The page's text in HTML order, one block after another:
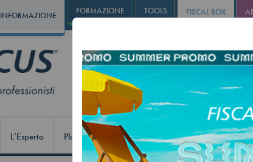
INFORMAZIONE FORMAZIONE TOOLS FISCAL BOX
L’Esperto Play Solution Infostudio Informa+